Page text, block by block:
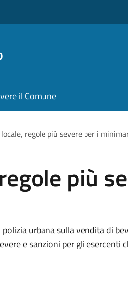
il Comune
locale, regole più severe per i
più
urbana sulla vendita di
e sanzioni per gli esercenti